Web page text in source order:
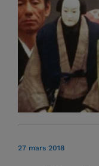
27 mars 2018